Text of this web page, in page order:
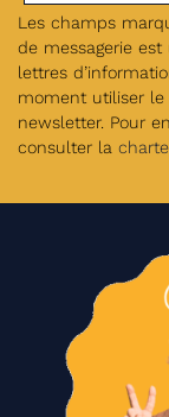
Les champs
de messagerie
lettres
moment utiliser
newsletter. Pour
consulter la